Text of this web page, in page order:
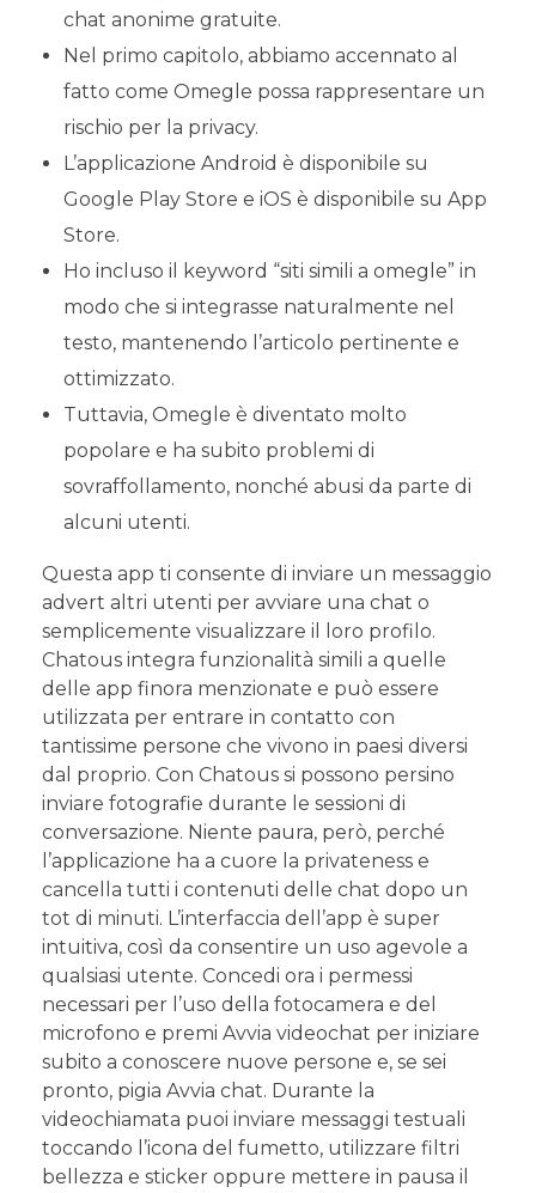
chat anonime gratuite.
Nel primo capitolo, abbiamo accennato al
fatto come Omegle possa rappresentare un
rischio per la privacy.
L’applicazione Android è disponibile su
Google Play Store e iOS è disponibile su App
Store.
Ho incluso il keyword “siti simili a omegle” in
modo che si integrasse naturalmente nel
testo, mantenendo l’articolo pertinente e
ottimizzato.
Tuttavia, Omegle è diventato molto
popolare e ha subito problemi di
sovraffollamento, nonché abusi da parte di
alcuni utenti.
Questa app ti consente di inviare un messaggio
advert altri utenti per avviare una chat o
semplicemente visualizzare il loro profilo.
Chatous integra funzionalità simili a quelle
delle app finora menzionate e può essere
utilizzata per entrare in contatto con
tantissime persone che vivono in paesi diversi
dal proprio. Con Chatous si possono persino
inviare fotografie durante le sessioni di
conversazione. Niente paura, però, perché
l’applicazione ha a cuore la privateness e
cancella tutti i contenuti delle chat dopo un
tot di minuti. L’interfaccia dell’app è super
intuitiva, così da consentire un uso agevole a
qualsiasi utente. Concedi ora i permessi
necessari per l’uso della fotocamera e del
microfono e premi Avvia videochat per iniziare
subito a conoscere nuove persone e, se sei
pronto, pigia Avvia chat. Durante la
videochiamata puoi inviare messaggi testuali
toccando l’icona del fumetto, utilizzare filtri
bellezza e sticker oppure mettere in pausa il